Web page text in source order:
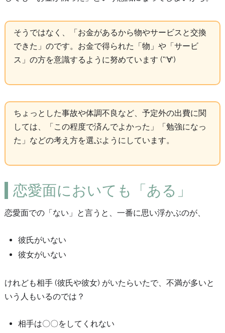
そうではなく、「お金があるから物やサービスと交換
できた」のです。お金で得られた「物」や「サービ
ス」の方を意識するように努めています (*‘∀‘)
ちょっとした事故や体調不良など、予定外の出費に関
しては、「この程度で済んでよかった」「勉強になっ
た」などの考え方を選ぶようにしています。
恋愛面においても「ある」
恋愛面での「ない」と言うと、一番に思い浮かぶのが、
彼氏がいない
彼女がいない
けれども相手 (彼氏や彼女) がいたらいたで、不満が多いと
いう人もいるのでは？
相手は〇〇をしてくれない